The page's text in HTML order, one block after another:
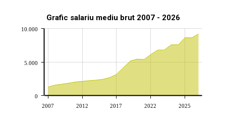
Grafic salariu mediu brut 2007 - 2026
2007 2012 2017 2022 2025
0
5.000
10.000